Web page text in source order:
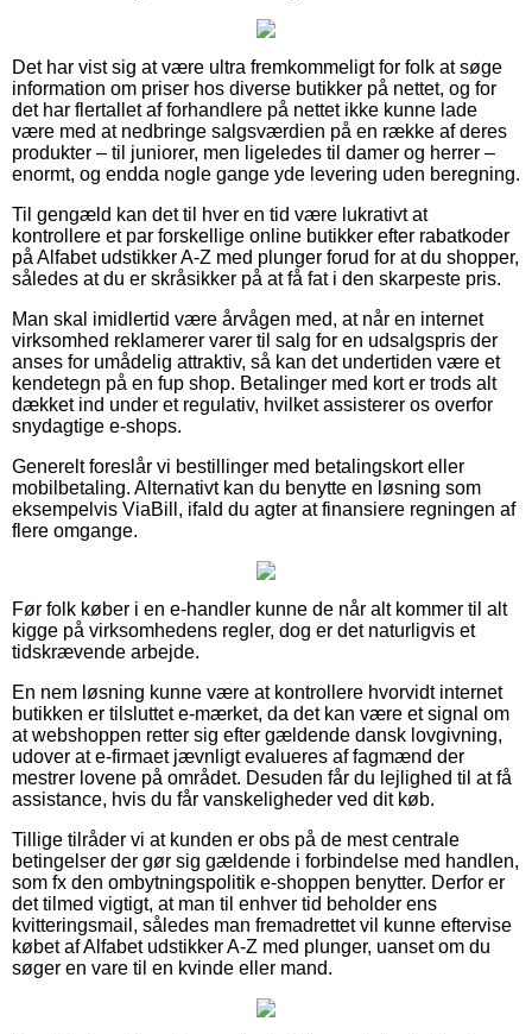
Det har vist sig at være ultra fremkommeligt for folk at søge
information om priser hos diverse butikker på nettet, og for
det har flertallet af forhandlere på nettet ikke kunne lade
være med at nedbringe salgsværdien på en række af deres
produkter – til juniorer, men ligeledes til damer og herrer –
enormt, og endda nogle gange yde levering uden beregning.
Til gengæld kan det til hver en tid være lukrativt at
kontrollere et par forskellige online butikker efter rabatkoder
på Alfabet udstikker A-Z med plunger forud for at du shopper,
således at du er skråsikker på at få fat i den skarpeste pris.
Man skal imidlertid være årvågen med, at når en internet
virksomhed reklamerer varer til salg for en udsalgspris der
anses for umådelig attraktiv, så kan det undertiden være et
kendetegn på en fup shop. Betalinger med kort er trods alt
dækket ind under et regulativ, hvilket assisterer os overfor
snydagtige e-shops.
Generelt foreslår vi bestillinger med betalingskort eller
mobilbetaling. Alternativt kan du benytte en løsning som
eksempelvis ViaBill, ifald du agter at finansiere regningen af
flere omgange.
Før folk køber i en e-handler kunne de når alt kommer til alt
kigge på virksomhedens regler, dog er det naturligvis et
tidskrævende arbejde.
En nem løsning kunne være at kontrollere hvorvidt internet
butikken er tilsluttet e-mærket, da det kan være et signal om
at webshoppen retter sig efter gældende dansk lovgivning,
udover at e-firmaet jævnligt evalueres af fagmænd der
mestrer lovene på området. Desuden får du lejlighed til at få
assistance, hvis du får vanskeligheder ved dit køb.
Tillige tilråder vi at kunden er obs på de mest centrale
betingelser der gør sig gældende i forbindelse med handlen,
som fx den ombytningspolitik e-shoppen benytter. Derfor er
det tilmed vigtigt, at man til enhver tid beholder ens
kvitteringsmail, således man fremadrettet vil kunne eftervise
købet af Alfabet udstikker A-Z med plunger, uanset om du
søger en vare til en kvinde eller mand.